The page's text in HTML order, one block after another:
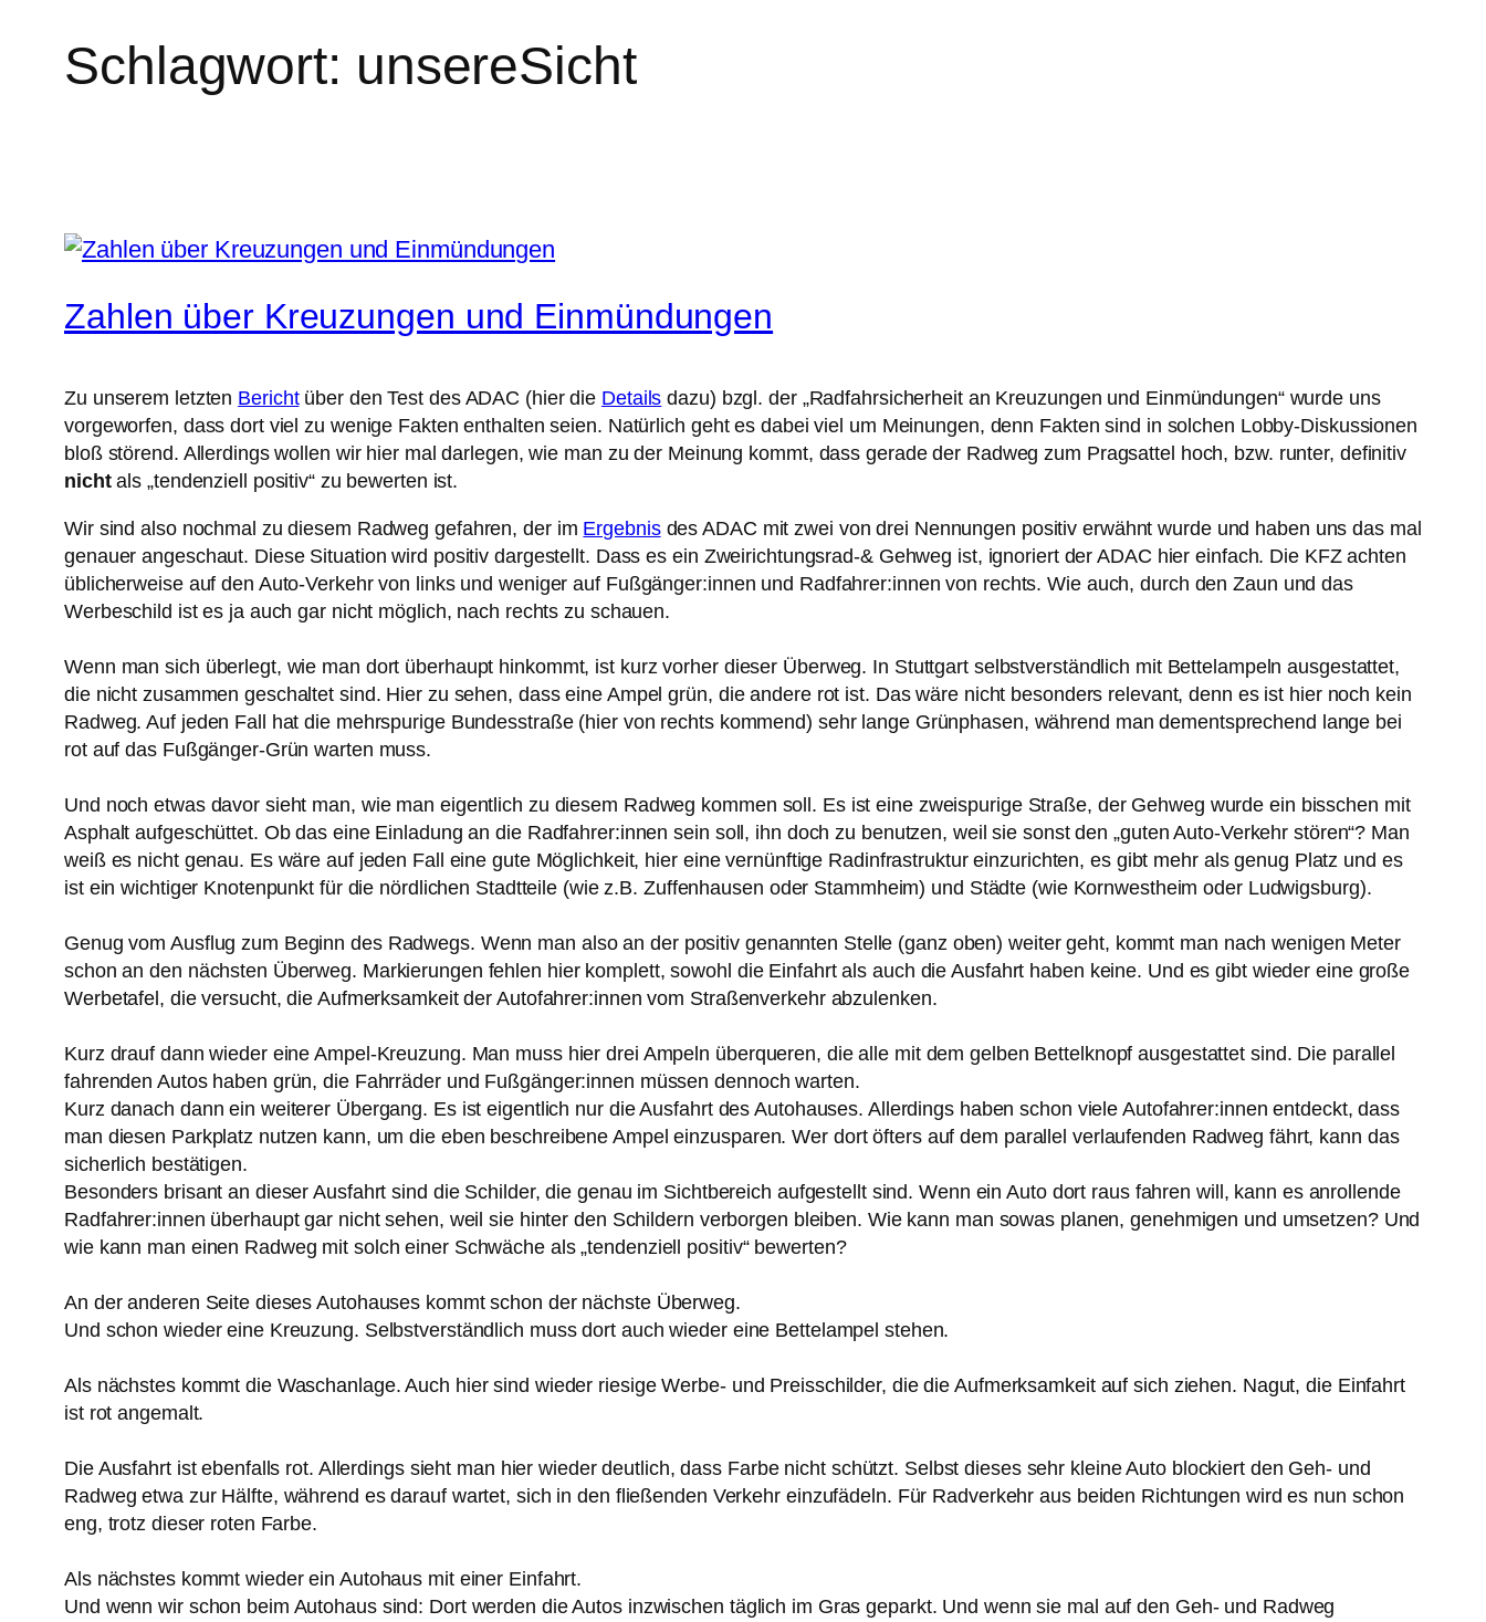
Schlagwort: unsereSicht
Zahlen über Kreuzungen und Einmündungen
Zu unserem letzten Berichtüber den Test des ADAC (hier die Details dazu) bzgl. der „Radfahrsicherheit an Kreuzungen und Einmündungen“ wurde uns
vorgeworfen, dass dort viel zu wenige Fakten enthalten seien. Natürlich geht es dabei viel um Meinungen, denn Fakten sind in solchen Lobby-Diskussionen
bloß störend. Allerdings wollen wir hier mal darlegen, wie man zu der Meinung kommt, dass gerade der Radweg zum Pragsattel hoch, bzw. runter, definitiv
nichtals „tendenziell positiv“ zu bewerten ist.
Wir sind also nochmal zu diesem Radweg gefahren, der im Ergebnisdes ADAC mit zwei von drei Nennungen positiv erwähnt wurde und haben uns das mal
genauer angeschaut. Diese Situation wird positiv dargestellt. Dass es ein Zweirichtungsrad-& Gehweg ist, ignoriert der ADAC hier einfach. Die KFZ achten
üblicherweise auf den Auto-Verkehr von links und weniger auf Fußgänger:innen und Radfahrer:innen von rechts. Wie auch, durch den Zaun und das
Werbeschild ist es ja auch gar nicht möglich, nach rechts zu schauen.
Wenn man sich überlegt, wie man dort überhaupt hinkommt, ist kurz vorher dieser Überweg. In Stuttgart selbstverständlich mit Bettelampeln ausgestattet,
die nicht zusammen geschaltet sind. Hier zu sehen, dass eine Ampel grün, die andere rot ist. Das wäre nicht besonders relevant, denn es ist hier noch kein
Radweg. Auf jeden Fall hat die mehrspurige Bundesstraße (hier von rechts kommend) sehr lange Grünphasen, während man dementsprechend lange bei
rot auf das Fußgänger-Grün warten muss.
Und noch etwas davor sieht man, wie man eigentlich zu diesem Radweg kommen soll. Es ist eine zweispurige Straße, der Gehweg wurde ein bisschen mit
Asphalt aufgeschüttet. Ob das eine Einladung an die Radfahrer:innen sein soll, ihn doch zu benutzen, weil sie sonst den „guten Auto-Verkehr stören“? Man
weiß es nicht genau. Es wäre auf jeden Fall eine gute Möglichkeit, hier eine vernünftige Radinfrastruktur einzurichten, es gibt mehr als genug Platz und es
ist ein wichtiger Knotenpunkt für die nördlichen Stadtteile (wie z.B. Zuffenhausen oder Stammheim) und Städte (wie Kornwestheim oder Ludwigsburg).
Genug vom Ausflug zum Beginn des Radwegs. Wenn man also an der positiv genannten Stelle (ganz oben) weiter geht, kommt man nach wenigen Meter
schon an den nächsten Überweg. Markierungen fehlen hier komplett, sowohl die Einfahrt als auch die Ausfahrt haben keine. Und es gibt wieder eine große
Werbetafel, die versucht, die Aufmerksamkeit der Autofahrer:innen vom Straßenverkehr abzulenken.
Kurz drauf dann wieder eine Ampel-Kreuzung. Man muss hier drei Ampeln überqueren, die alle mit dem gelben Bettelknopf ausgestattet sind. Die parallel
fahrenden Autos haben grün, die Fahrräder und Fußgänger:innen müssen dennoch warten.
Kurz danach dann ein weiterer Übergang. Es ist eigentlich nur die Ausfahrt des Autohauses. Allerdings haben schon viele Autofahrer:innen entdeckt, dass
man diesen Parkplatz nutzen kann, um die eben beschreibene Ampel einzusparen. Wer dort öfters auf dem parallel verlaufenden Radweg fährt, kann das
sicherlich bestätigen.
Besonders brisant an dieser Ausfahrt sind die Schilder, die genau im Sichtbereich aufgestellt sind. Wenn ein Auto dort raus fahren will, kann es anrollende
Radfahrer:innen überhaupt gar nicht sehen, weil sie hinter den Schildern verborgen bleiben. Wie kann man sowas planen, genehmigen und umsetzen? Und
wie kann man einen Radweg mit solch einer Schwäche als „tendenziell positiv“ bewerten?
An der anderen Seite dieses Autohauses kommt schon der nächste Überweg.
Und schon wieder eine Kreuzung. Selbstverständlich muss dort auch wieder eine Bettelampel stehen.
Als nächstes kommt die Waschanlage. Auch hier sind wieder riesige Werbe- und Preisschilder, die die Aufmerksamkeit auf sich ziehen. Nagut, die Einfahrt
ist rot angemalt.
Die Ausfahrt ist ebenfalls rot. Allerdings sieht man hier wieder deutlich, dass Farbe nicht schützt. Selbst dieses sehr kleine Auto blockiert den Geh- und
Radweg etwa zur Hälfte, während es darauf wartet, sich in den fließenden Verkehr einzufädeln. Für Radverkehr aus beiden Richtungen wird es nun schon
eng, trotz dieser roten Farbe.
Als nächstes kommt wieder ein Autohaus mit einer Einfahrt.
Und wenn wir schon beim Autohaus sind: Dort werden die Autos inzwischen täglich im Gras geparkt. Und wenn sie mal auf den Geh- und Radweg